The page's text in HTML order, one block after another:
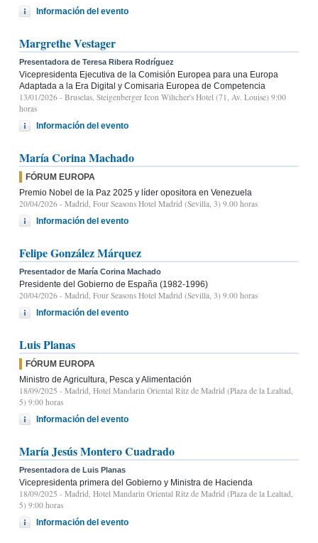
Información del evento
Margrethe Vestager
Presentadora de Teresa Ribera Rodríguez
Vicepresidenta Ejecutiva de la Comisión Europea para una Europa
Adaptada a la Era Digital y Comisaria Europea de Competencia
13/01/2026 - Bruselas, Steigenberger Icon Wiltcher's Hotel (71, Av. Louise) 9:00
horas
Información del evento
María Corina Machado
FÓRUM EUROPA
Premio Nobel de la Paz 2025 y líder opositora en Venezuela
20/04/2026 - Madrid, Four Seasons Hotel Madrid (Sevilla, 3) 9.00 horas
Información del evento
Felipe González Márquez
Presentador de María Corina Machado
Presidente del Gobierno de España (1982-1996)
20/04/2026 - Madrid, Four Seasons Hotel Madrid (Sevilla, 3) 9.00 horas
Información del evento
Luis Planas
FÓRUM EUROPA
Ministro de Agricultura, Pesca y Alimentación
18/09/2025 - Madrid, Hotel Mandarin Oriental Ritz de Madrid (Plaza de la Lealtad,
5) 9:00 horas
Información del evento
María Jesús Montero Cuadrado
Presentadora de Luis Planas
Vicepresidenta primera del Gobierno y Ministra de Hacienda
18/09/2025 - Madrid, Hotel Mandarin Oriental Ritz de Madrid (Plaza de la Lealtad,
5) 9:00 horas
Información del evento